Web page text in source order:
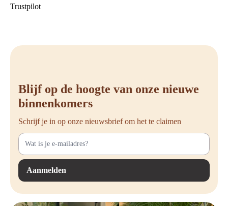
Krachtige en betrouwbare motoren
aantrekkelijke prijs.
Met het refurbished elektrisch verstelbare duo bureau van Ahrend geniet
je van de voordelen van een modern zit-sta bureau, met de extra
kantoren en thuiswerkplekken die op zoek zijn naar een gezonde,
flexibele en verantwoorde werkoplossing.
Trustpilot
Blijf op de hoogte van onze nieuwe
binnenkomers
Schrijf je in op onze nieuwsbrief om het te claimen
Aanmelden